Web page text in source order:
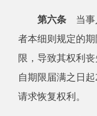
第六条 当事
者本细则规定的
限，导致其权利
自期限届满之日
请求恢复权利。